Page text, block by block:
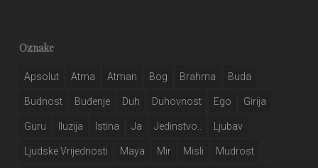
Oznake
Apsolut Atma Atman Bog Brahma Buda
Budnost Buđenje Duh Duhovnost Ego Girija
Guru Iluzija Istina Ja Jedinstvo.. Ljubav
Ljudske Vrijednosti Maya Mir Misli Mudrost